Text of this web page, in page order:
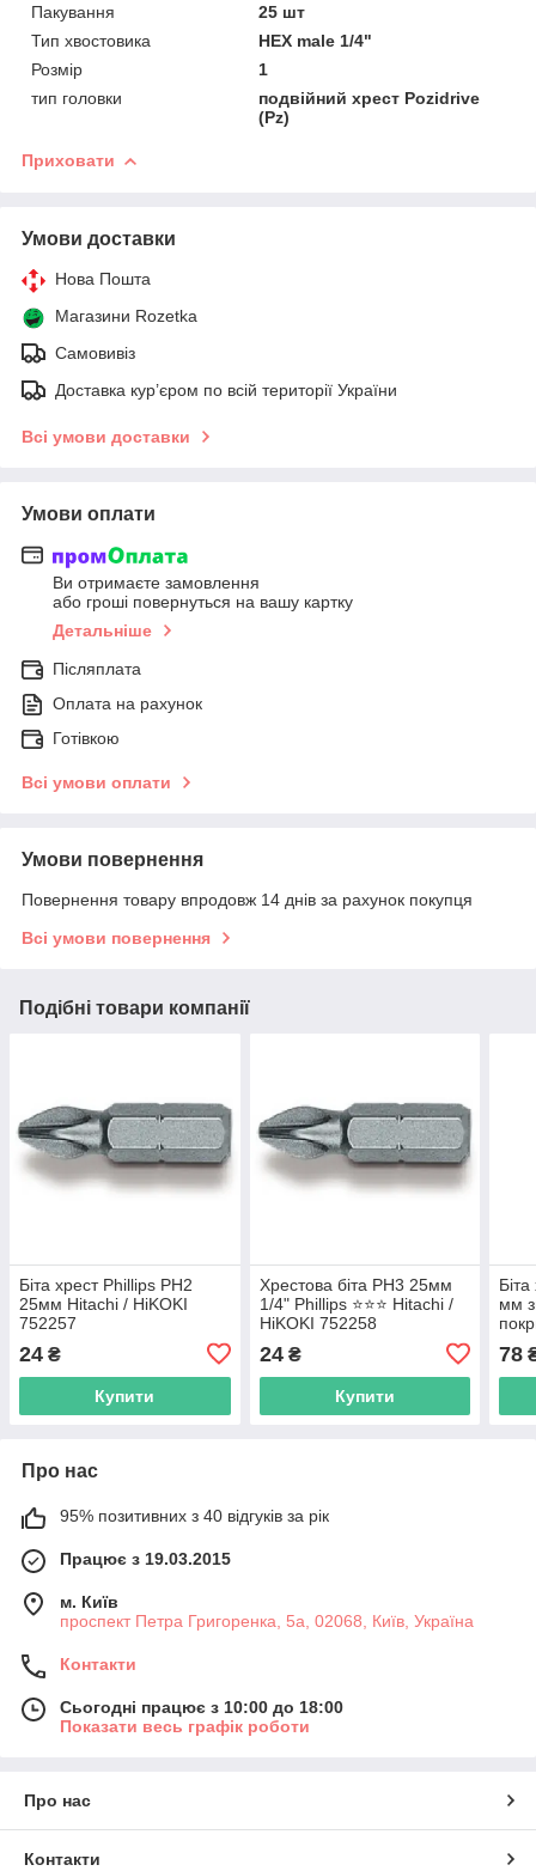
Пакування
25 шт
Тип хвостовика
HEX male 1/4"
Розмір
1
тип головки
подвійний хрест Pozidrive
(Pz)
Приховати
Умови доставки
Нова Пошта
Магазини Rozetka
Самовивіз
Доставка кур’єром по всій території України
Всі умови доставки
Умови оплати
Ви отримаєте замовлення
або гроші повернуться на вашу картку
Детальніше
Післяплата
Оплата на рахунок
Готівкою
Всі умови оплати
Умови повернення
Повернення товару впродовж 14 днів за рахунок покупця
Всі умови повернення
Подібні товари компанії
Біта хрест Phillips РН2
25мм Hitachi / HiKOKI
752257
24 ₴
Купити
Хрестова біта PH3 25мм
1/4" Phillips ⭐️⭐️⭐️ Hitachi /
HiKOKI 752258
24₴
Купити
мм
78
Про нас
95% позитивних з 40 відгуків за рік
Працює з 19.03.2015
м. Київ
проспект Петра Григоренка, 5а, 02068, Київ, Україна
Контакти
Сьогодні працює з 10:00 до 18:00
Показати весь графік роботи
Про нас
Контакти